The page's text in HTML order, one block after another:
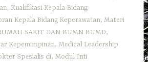
, Kualifikasi Kepala Bidang
Kepala Bidang Keperawatan,Materi
SAKIT DAN BUMN BUMD,
Kepemimpinan,Medical Leadership
Spesialis di,Modul Inti